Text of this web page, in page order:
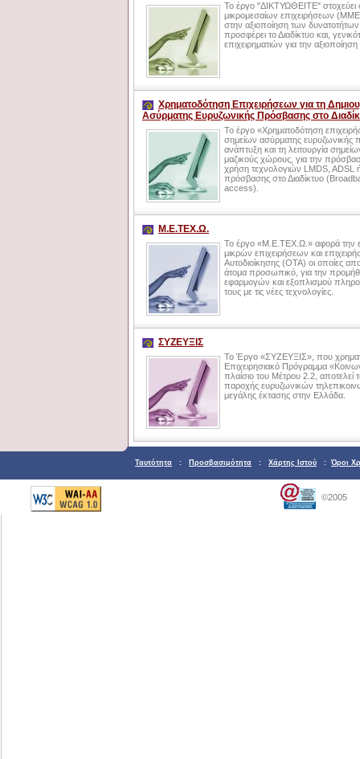
Το έργο "ΔΙΚΤΥΩΘΕΙΤΕ" στοχεύει
μικρομεσαίων επιχειρήσεων
στην αξιοποίηση των
προσφέρει το Διαδίκτυο και,
επιχειρηματιών για την
Χρηματοδότηση Επιχειρήσεων για τη
Ασύρματης Ευρυζωνικής Πρόσβασης στο
Το έργο «Χρηματοδότηση
σημείων ασύρματης ευρυζωνικής
ανάπτυξη και τη λειτουργία
μαζικούς χώρους, για την
χρήση τεχνολογιών LMDS, ADSL
πρόσβασης στο Διαδίκτυο
access).
Μ.Ε.ΤΕΧ.Ω.
Το έργο «Μ.Ε.ΤΕΧ.Ω.» αφορά την
μικρών επιχειρήσεων και
Αυτοδιοίκησης (ΟΤΑ) οι οποίες
άτομα προσωπικό, για την
εφαρμογών και εξοπλισμού
τους με τις νέες τεχνολογίες.
ΣΥΖΕΥΞΙΣ
Το Έργο «ΣΥΖΕΥΞΙΣ», που
Επιχειρησιακό Πρόγραμμα
πλαίσιο του Μέτρου 2.2, αποτελεί
παροχής ευρυζωνικών
μεγάλης έκτασης στην Ελλάδα.
Ταυτότητα : Προσβασιμότητα : Χάρτης Ιστού : Όροι
©2005